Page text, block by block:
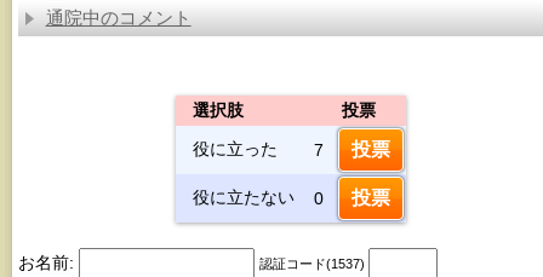
通院中のコメント
選択肢
投票
役に立った
7
役に立たない 0
お名前: 認証コード(1537)